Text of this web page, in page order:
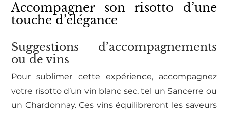
Accompagner son risotto d’une
touche d’élégance
Suggestions d’accompagnements
ou de vins
Pour sublimer cette expérience, accompagnez
votre risotto d’un vin blanc sec, tel un Sancerre ou
un Chardonnay. Ces vins équilibreront les saveurs